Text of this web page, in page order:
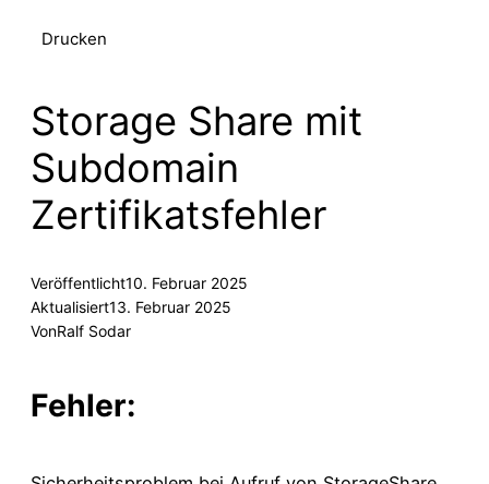
Drucken
Storage Share mit
Subdomain
Zertifikatsfehler
Veröffentlicht10. Februar 2025
Aktualisiert13. Februar 2025
VonRalf Sodar
Fehler: